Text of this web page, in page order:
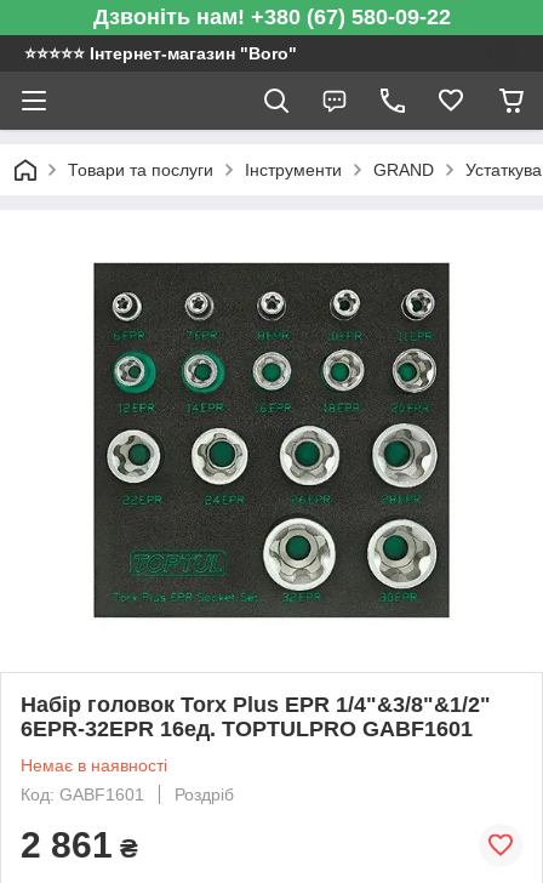
Дзвоніть нам! +380 (67) 580-09-22
⭐️⭐️⭐️⭐️⭐️ Інтернет-магазин "Boro"
Товари та послуги Інструменти GRAND
Набір головок Torx Plus EPR 1/4"&3/8"&1/2"
6EPR-32EPR 16ед. TOPTULPRO GABF1601
Немає в наявності
Код: GABF1601
Роздріб
2 861 ₴